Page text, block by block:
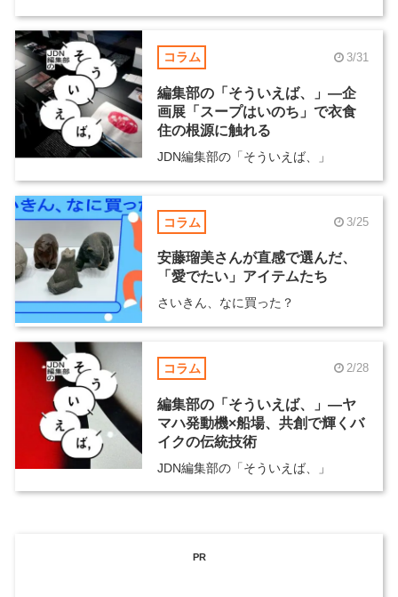
コラム 3/31
編集部の「そういえば、」―企
画展「スープはいのち」で衣食
住の根源に触れる
JDN編集部の「そういえば、」
コラム 3/25
安藤瑠美さんが直感で選んだ、
「愛でたい」アイテムたち
さいきん、なに買った？
コラム 2/28
編集部の「そういえば、」―ヤ
マハ発動機×船場、共創で輝くバ
イクの伝統技術
JDN編集部の「そういえば、」
PR